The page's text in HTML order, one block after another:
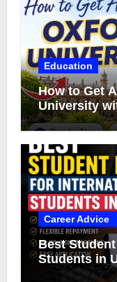
Education
How to Get
University
Career Advice
Best
Students in
Eligibility &